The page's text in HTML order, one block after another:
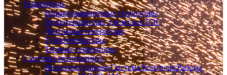
Генераторы
Взрывозащищенные генераторы
Гидрогенераторы для малых ГЭС
Дизельные генераторы
Турбогенераторы
Тяговые генераторы
Системы мониторинга
Интеллектуальная Система Контроля Работы